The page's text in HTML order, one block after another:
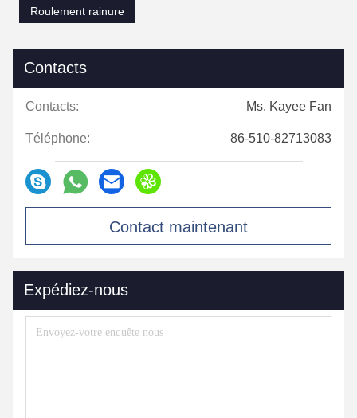
Roulement rainure
Contacts
Contacts: Ms. Kayee Fan
Téléphone: 86-510-82713083
Contact maintenant
Expédiez-nous